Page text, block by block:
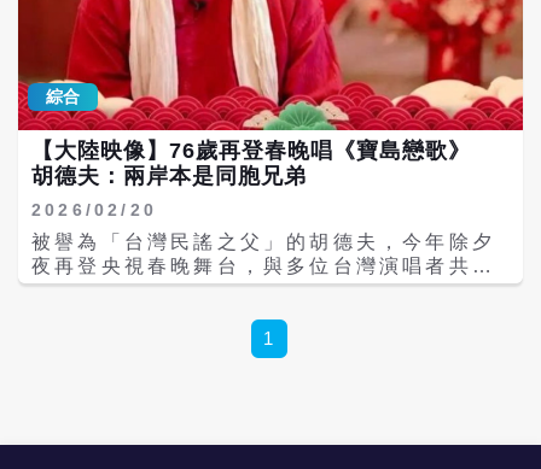
綜合
【大陸映像】76歲再登春晚唱《寶島戀歌》
胡德夫：兩岸本是同胞兄弟
2026/02/20
被譽為「台灣民謠之父」的胡德夫，今年除夕
夜再登央視春晚舞台，與多位台灣演唱者共同
演繹《寶島戀歌》，以溫暖質樸的歌聲唱出對
親」從來不是口號，而是源於血脈相連的情
感，「我們本來就是同胞兄弟」。76歲仍活躍
1